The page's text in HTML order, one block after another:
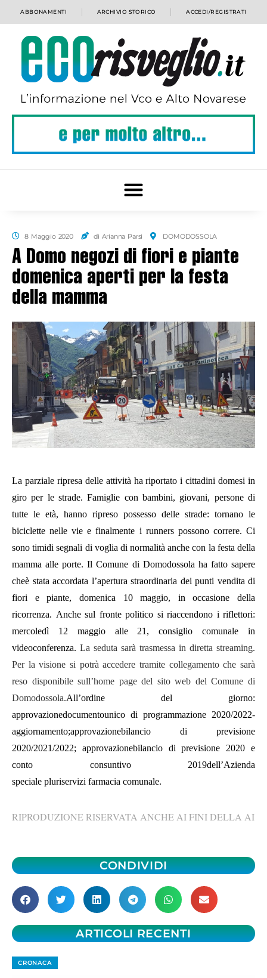
ABBONAMENTI ARCHIVIO STORICO ACCEDI/REGISTRATI
8 Maggio 2020 di Arianna Parsi DOMODOSSOLA
A Domo negozi di fiori e piante
domenica aperti per la festa
della mamma
La parziale ripresa delle attività ha riportato i cittadini domesi in
giro per le strade. Famiglie con bambini, giovani, persone di
tutte le età, hanno ripreso possesso delle strade: tornano le
biciclette nelle vie e finalmente i runners possono correre. Ci
sono timidi segnali di voglia di normalità anche con la festa della
mamma alle porte.Il Comune di Domodossola ha fatto sapere
cheè stata accordata l’apertura straordinaria dei punti vendita di
fiori e piante, domenica 10 maggio, in occasione della
ricorrenza. Anche sul fronte politico si riaccendono i riflettori:
mercoledì 12 maggio alle 21, consiglio comunale in
videoconferenza. La seduta sarà trasmessa in diretta streaming.
Per la visione si potrà accedere tramite collegamento che sarà
reso disponibile sull’home page del sito web del Comune di
Domodossola.All’ordine del giorno:
approvazionedocumentounico di programmazione 2020/2022-
aggiornamento;approvazionebilancio di previsione
2020/2021/2022; approvazionebilancio diprevisione 2020e
conto consuntivo 2019dell’Azienda
speciale pluriservizi farmacia comunale.
RIPRODUZIONE RISERVATA ANCHE AI FINI DELLA AI
CONDIVIDI
ARTICOLI RECENTI
CRONACA